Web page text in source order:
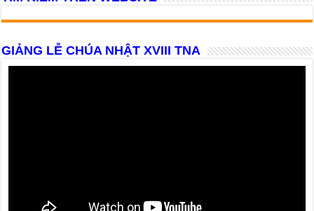
GIẢNG LỄ CHÚA NHẬT XVIII TNA